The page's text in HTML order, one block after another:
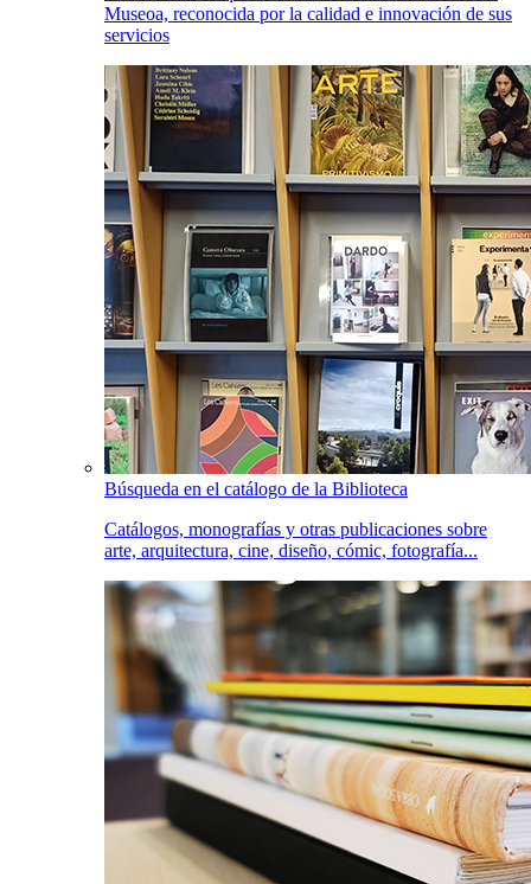
Museoa, reconocida por la calidad e innovación de sus
servicios
Búsqueda en el catálogo de la Biblioteca
Catálogos, monografías y otras publicaciones sobre
arte, arquitectura, cine, diseño, cómic, fotografía...